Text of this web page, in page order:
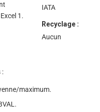
1.
:
maximum.
IATA
Recyclage :
Aucun